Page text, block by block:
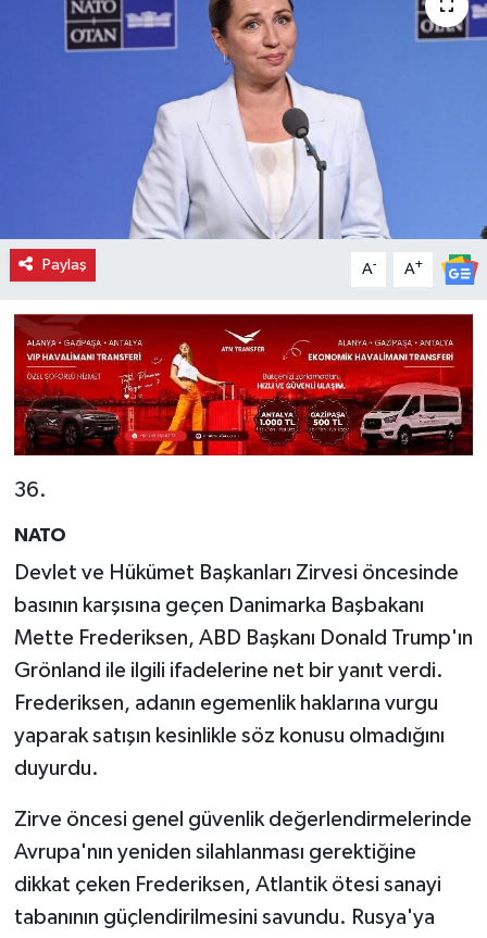
Paylaş A- A+
36.
NATO
Devlet ve Hükümet Başkanları Zirvesi öncesinde
basının karşısına geçen Danimarka Başbakanı
Mette Frederiksen, ABD Başkanı Donald Trump'ın
Grönland ile ilgili ifadelerine net bir yanıt verdi.
Frederiksen, adanın egemenlik haklarına vurgu
yaparak satışın kesinlikle söz konusu olmadığını
duyurdu.
Zirve öncesi genel güvenlik değerlendirmelerinde
Avrupa'nın yeniden silahlanması gerektiğine
dikkat çeken Frederiksen, Atlantik ötesi sanayi
tabanının güçlendirilmesini savundu. Rusya'ya